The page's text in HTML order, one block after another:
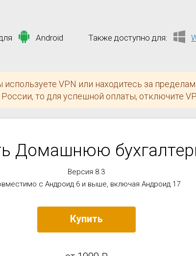
Android Также доступно для:
VPN или находитесь за
то для успешной оплаты, отключите
Домашнюю
Версия 8.3
с Андроид 6 и выше, включая Андроид 17
Купить